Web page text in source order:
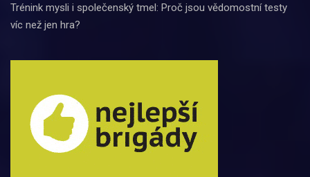
Trénink mysli i společenský tmel: Proč jsou vědomostní testy
víc než jen hra?